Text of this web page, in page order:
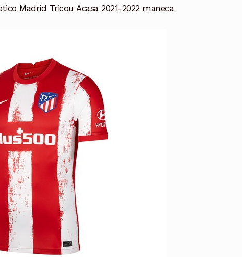
Madrid Tricou Acasa 2021-2022 maneca